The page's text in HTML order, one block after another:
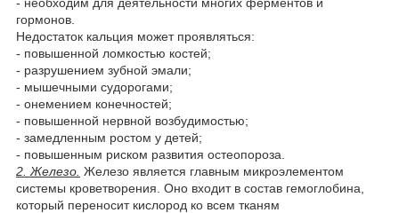
гормонов.
Недостаток кальция может проявляться:
- повышенной ломкостью костей;
- разрушением зубной эмали;
- мышечными судорогами;
- онемением конечностей;
- повышенной нервной возбудимостью;
- замедленным ростом у детей;
- повышенным риском развития остеопороза.
2. Железо. Железо является главным микроэлементом
системы кроветворения. Оно входит в состав гемоглобина,
который переносит кислород ко всем тканям